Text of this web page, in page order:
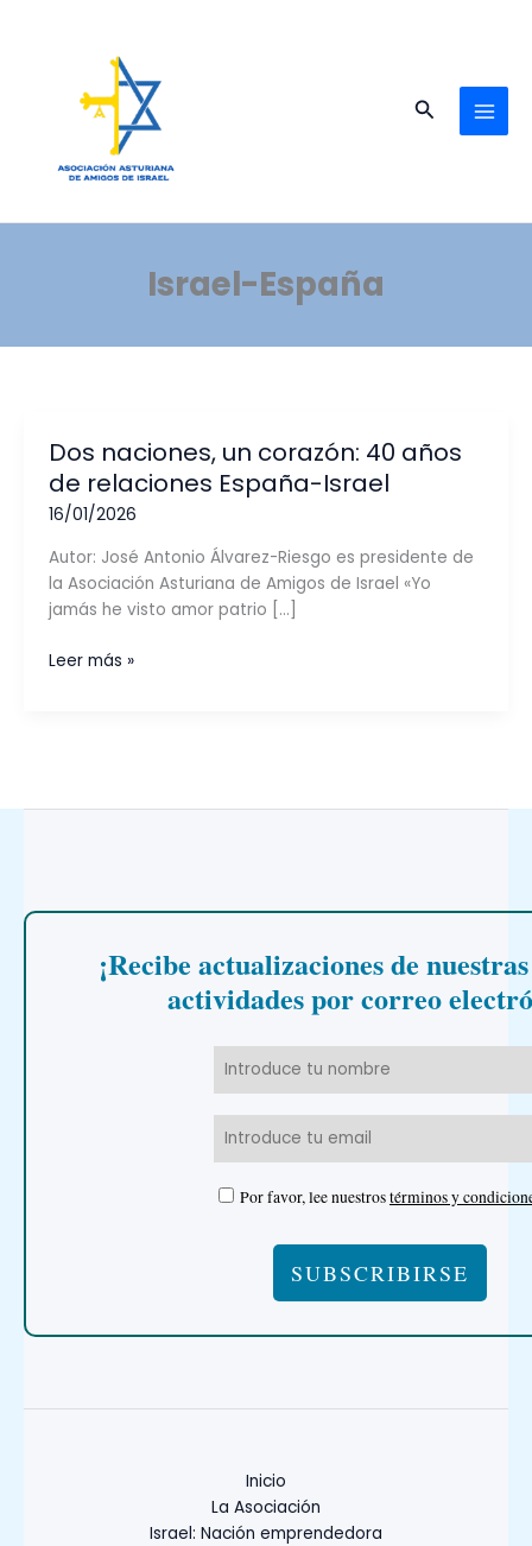
Buscar
Israel-España
Dos naciones, un corazón: 40 años
de relaciones España-Israel
16/01/2026
Autor: José Antonio Álvarez-Riesgo es presidente de
la Asociación Asturiana de Amigos de Israel «Yo
jamás he visto amor patrio […]
Dos
de
Leer más »
¡Recibe actualizaciones de
actividades por correo
Por favor, lee nuestrostérminos y
Inicio
La Asociación
Israel: Nación emprendedora